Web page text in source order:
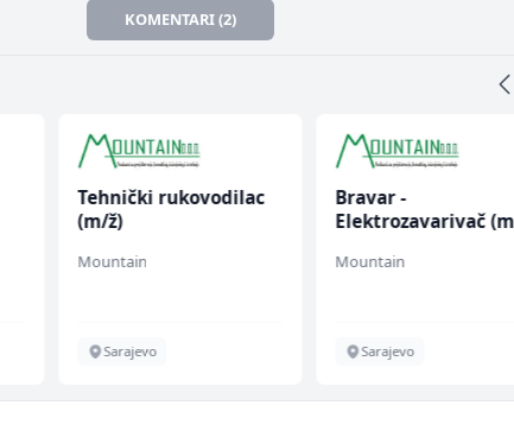
KOMENTARI (2)
Tehnički rukovodilac
(m/ž)
Mountain
Sarajevo
Bravar -
Elektrozavarivač
Mountain
Sarajevo